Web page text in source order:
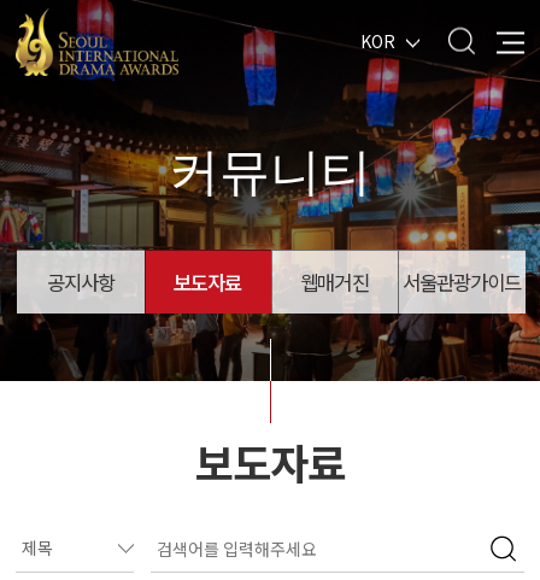
KOR
커뮤니티
공지사항 보도자료 웹매거진 서울관광가이드
보도자료